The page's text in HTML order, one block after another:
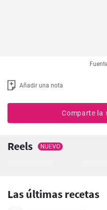
Añadir una nota
Comparte la
Reels NUEVO
Las últimas recetas